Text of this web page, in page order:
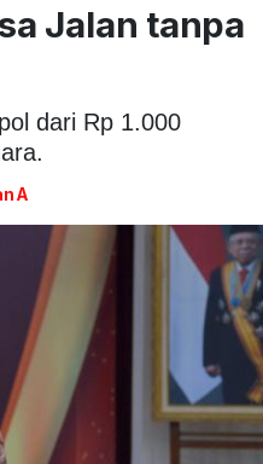
Jalan tanpa
dari Rp 1.000
A